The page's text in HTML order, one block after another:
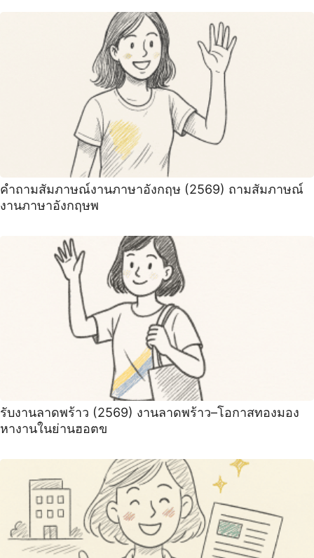
คําถามสัมภาษณ์งานภาษาอังกฤษ (2569) ถามสัมภาษณ์
งานภาษาอังกฤษพ
รับงานลาดพร้าว (2569) งานลาดพร้าว–โอกาสทองมอง
หางานในย่านฮอตข